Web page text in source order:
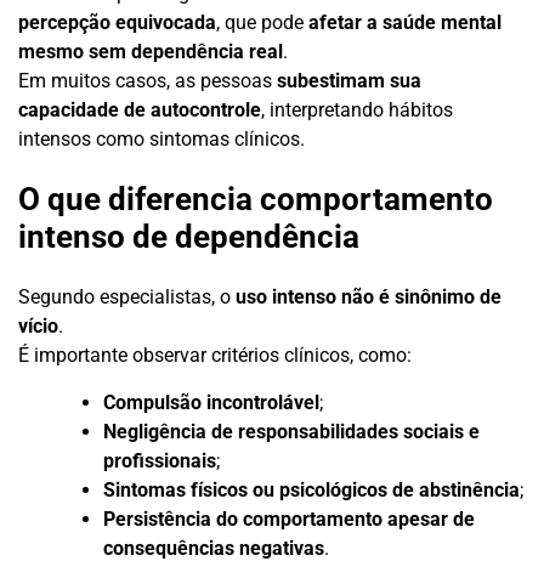
percepção equivocada, que pode afetar a saúde mental
mesmo sem dependência real .
Em muitos casos, as pessoas subestimam sua
capacidade de autocontrole, interpretando hábitos
intensos como sintomas clínicos.
O que diferencia comportamento
intenso de dependência
Segundo especialistas, o uso intenso não é sinônimo de
vício.
É importante observar critérios clínicos, como:
Compulsão incontrolável;
Negligência de responsabilidades sociais e
profissionais;
Sintomas físicos ou psicológicos de abstinência;
Persistência do comportamento apesar de
consequências negativas.